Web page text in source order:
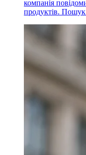
компанія
продуктів.